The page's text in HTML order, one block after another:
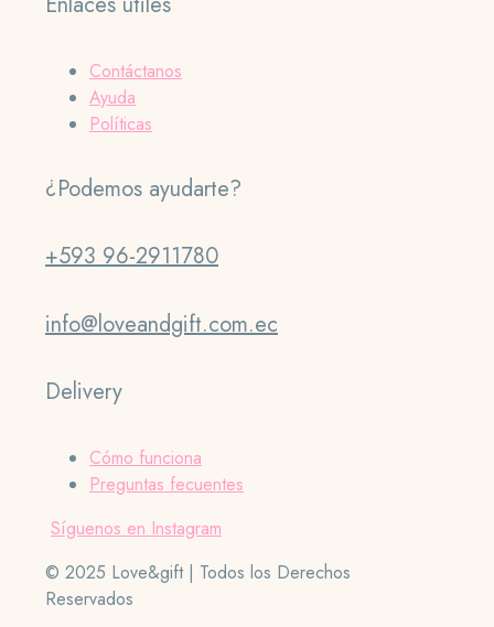
Contáctanos
Ayuda
Políticas
¿Podemos ayudarte?
+593 96-2911780
info@loveandgift.com.ec
Delivery
Cómo funciona
Preguntas fecuentes
Síguenos en Instagram
© 2025 Love&gift | Todos los Derechos
Reservados